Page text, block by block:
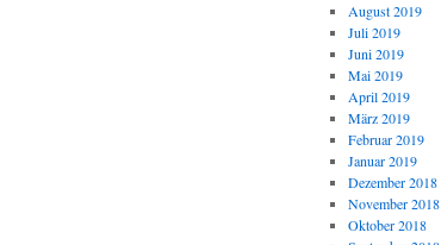
August 2019
Juli 2019
Juni 2019
Mai 2019
April 2019
März 2019
Februar 2019
Januar 2019
Dezember 2018
November 2018
Oktober 2018